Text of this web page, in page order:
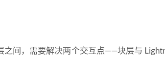
之间，需要解决两个交互点——块层与